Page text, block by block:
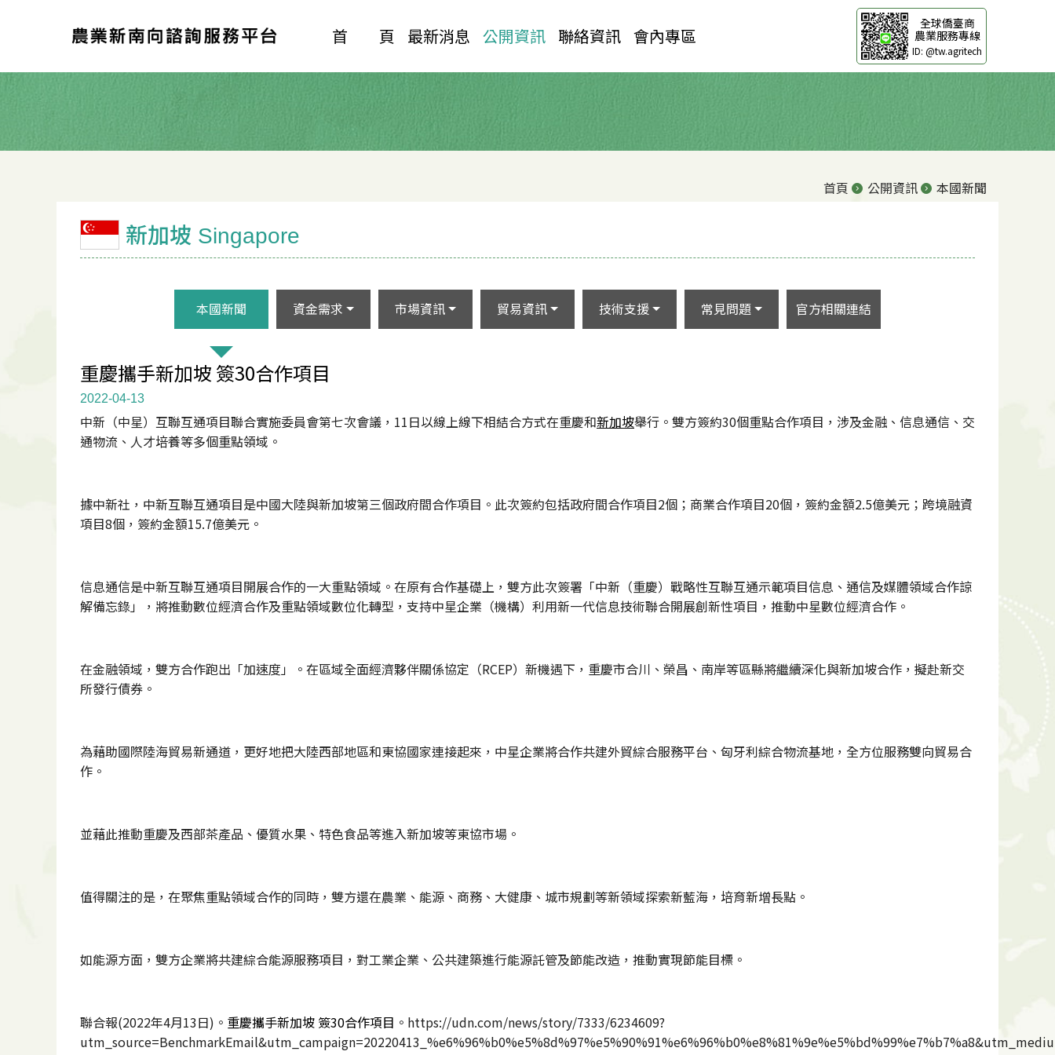
首 頁 最新消息 公開資訊 聯絡資訊 會內專區
全球僑臺商
農業服務專線
ID: @tw.agritech
首頁 公開資訊 本國新聞
新加坡 Singapore
本國新聞 資金需求 市場資訊 貿易資訊 技術支援 常見問題 官方相關連結
重慶攜手新加坡 簽30合作項目
2022-04-13
中新（中星）互聯互通項目聯合實施委員會第七次會議，11日以線上線下相結合方式在重慶和新加坡舉行。雙方簽約30個重點合作項目，涉及金融、信息通信、交
通物流、人才培養等多個重點領域。
據中新社，中新互聯互通項目是中國大陸與新加坡第三個政府間合作項目。此次簽約包括政府間合作項目2個；商業合作項目20個，簽約金額2.5億美元；跨境融資
項目8個，簽約金額15.7億美元。
信息通信是中新互聯互通項目開展合作的一大重點領域。在原有合作基礎上，雙方此次簽署「中新（重慶）戰略性互聯互通示範項目信息、通信及媒體領域合作諒
解備忘錄」，將推動數位經濟合作及重點領域數位化轉型，支持中星企業（機構）利用新一代信息技術聯合開展創新性項目，推動中星數位經濟合作。
在金融領域，雙方合作跑出「加速度」。在區域全面經濟夥伴關係協定（RCEP）新機遇下，重慶市合川、榮昌、南岸等區縣將繼續深化與新加坡合作，擬赴新交
所發行債券。
為藉助國際陸海貿易新通道，更好地把大陸西部地區和東協國家連接起來，中星企業將合作共建外貿綜合服務平台、匈牙利綜合物流基地，全方位服務雙向貿易合
作。
並藉此推動重慶及西部茶產品、優質水果、特色食品等進入新加坡等東協市場。
值得關注的是，在聚焦重點領域合作的同時，雙方還在農業、能源、商務、大健康、城市規劃等新領域探索新藍海，培育新增長點。
如能源方面，雙方企業將共建綜合能源服務項目，對工業企業、公共建築進行能源託管及節能改造，推動實現節能目標。
聯合報(2022年4月13日)。 重慶攜手新加坡 簽30合作項目 。https://udn.com/news/story/7333/6234609?